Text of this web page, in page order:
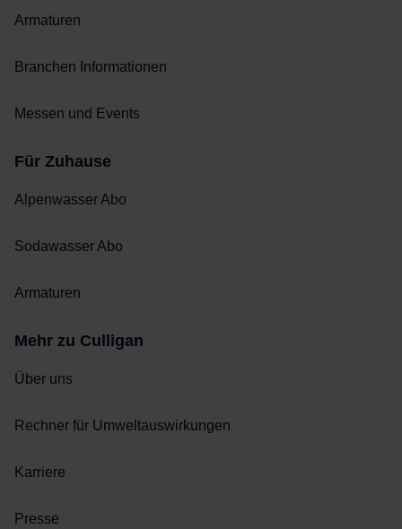
Armaturen
Branchen Informationen
Messen und Events
Für Zuhause
Alpenwasser Abo
Sodawasser Abo
Armaturen
Mehr zu Culligan
Über uns
Rechner für Umweltauswirkungen
Karriere
Presse